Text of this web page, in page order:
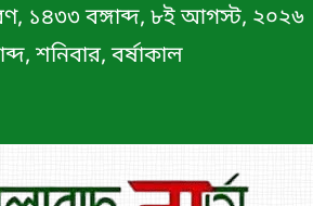
১৪৩৩ বঙ্গাব্দ, ৮ই আগস্ট, ২০২৬
শনিবার, বর্ষাকাল